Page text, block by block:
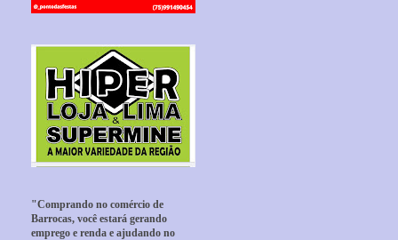
"Comprando no comércio de
Barrocas, você estará gerando
emprego e renda e ajudando no